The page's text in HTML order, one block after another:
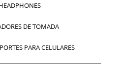
DE TOMADA
PARA CELULARES